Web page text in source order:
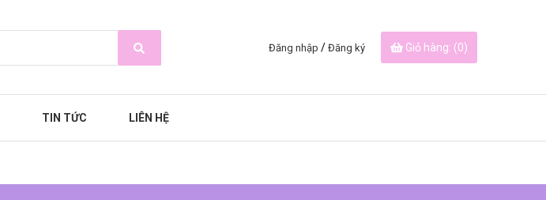
Đăng nhập / Đăng ký Giỏ hàng: (0)
TIN TỨC LIÊN HỆ